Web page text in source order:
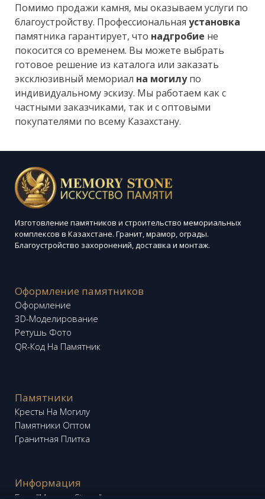
Помимо продажи камня, мы оказываем услуги по
благоустройству. Профессиональная установка
памятника гарантирует, что надгробие не
покосится со временем. Вы можете выбрать
готовое решение из каталога или заказать
эксклюзивный мемориал на могилупо
индивидуальному эскизу. Мы работаем как с
частными заказчиками, так и с оптовыми
покупателями по всему Казахстану.
Изготовление памятников и строительство мемориальных
комплексов в Казахстане. Гранит, мрамор, ограды.
Благоустройство захоронений, доставка и монтаж.
Оформление памятников
Оформление
3D-Моделирование
Ретушь Фото
QR-Код На Памятник
Памятники
Кресты На Могилу
Памятники Оптом
Гранитная Плитка
Информация